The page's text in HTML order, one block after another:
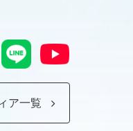
ア一覧